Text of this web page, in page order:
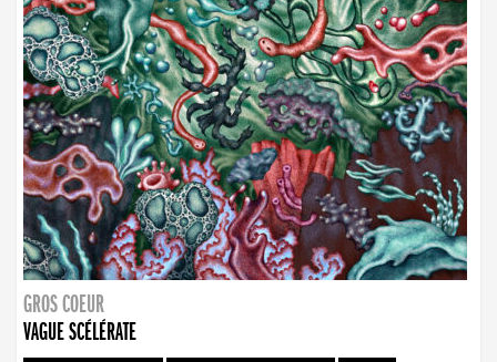
GROS COEUR
VAGUE SCÉLÉRATE